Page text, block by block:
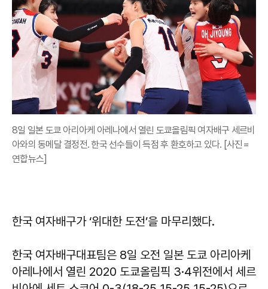
8일 일본 도쿄 아리아케 아레나에서 열린 도쿄올림픽 여자배구 세르비
아와의 동메달 결정전. 한국 선수들이 득점 후 환호하고 있다. [사진=
연합뉴스]
한국 여자배구가 ‘위대한 도전’을 마무리했다.
한국 여자배구대표팀은 8일 오전 일본 도쿄 아리아케
아레나에서 열린 2020 도쿄올림픽 3·4위전에서 세르